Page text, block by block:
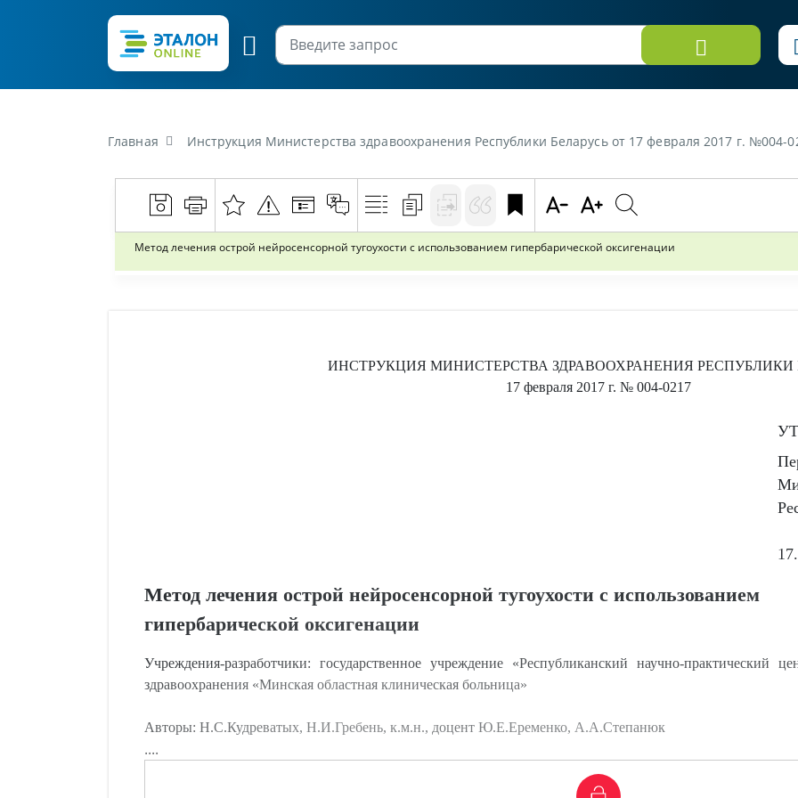
Главная Инструкция Министерства здравоохранения Республики Беларусь от 17 февраля 2017 г. №004-0217 «Метод лечения острой
Метод лечения острой нейросенсорной тугоухости с использованием гипербарической оксигенации
ИНСТРУКЦИЯ МИНИСТЕРСТВА ЗДРАВООХРАНЕНИЯ РЕСПУБЛИКИ
17 февраля 2017 г. № 004-0217
Метод лечения острой нейросенсорной тугоухости с использованием
гипербарической оксигенации
Учреждения-разработчики: государственное учреждение «Республиканский научно-практический
здравоохранения «Минская областная клиническая больница»
Авторы: Н.С.Кудреватых, Н.И.Гребень, к.м.н., доцент Ю.Е.Еременко, А.А.Степанюк
....